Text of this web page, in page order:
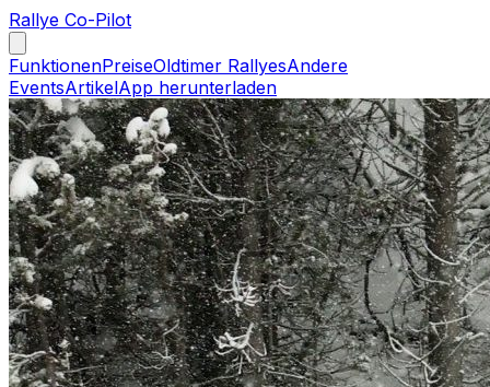
Rallye Co-Pilot
FunktionenPreiseOldtimer RallyesAndere
EventsArtikelApp herunterladen